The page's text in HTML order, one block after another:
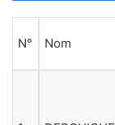
N° Nom